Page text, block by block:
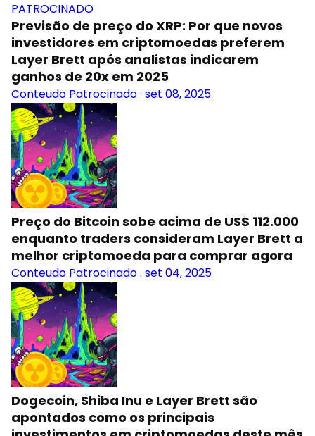
PATROCINADO
Previsão de preço do XRP: Por que novos
investidores em criptomoedas preferem
Layer Brett após analistas indicarem
ganhos de 20x em 2025
Conteudo Patrocinado· set 08, 2025
Preço do Bitcoin sobe acima de US$ 112.000
enquanto traders consideram Layer Brett a
melhor criptomoeda para comprar agora
Conteudo Patrocinado. set 04, 2025
Dogecoin, Shiba Inu e Layer Brett são
apontados como os principais